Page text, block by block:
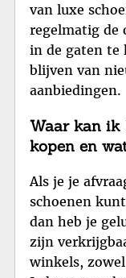
van luxe
regelmatig de
in de gaten te
blijven van
aanbiedingen.
Waar kan ik
kopen en
Als je je
schoenen
dan heb je
zijn
winkels,